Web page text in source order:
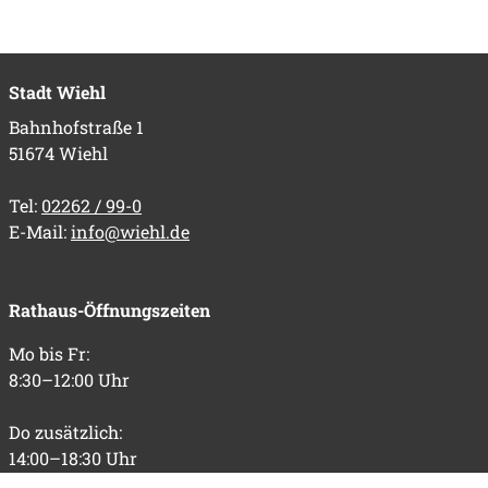
Stadt Wiehl
Bahnhofstraße 1
51674 Wiehl
Tel: 02262 / 99-0
E-Mail:info@wiehl.de
Rathaus-Öffnungszeiten
Mo bis Fr:
8:30–12:00 Uhr
Do zusätzlich:
14:00–18:30 Uhr